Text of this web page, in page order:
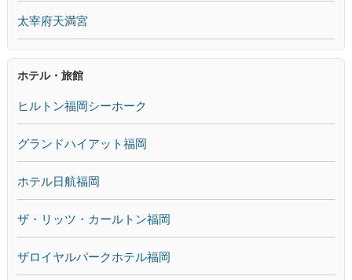
太宰府天満宮
ホテル・旅館
ヒルトン福岡シーホーク
グランドハイアット福岡
ホテル日航福岡
ザ・リッツ・カールトン福岡
ザロイヤルパークホテル福岡